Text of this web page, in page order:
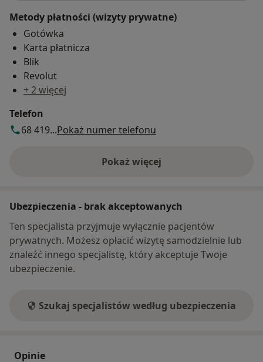
Metody płatności (wizyty prywatne)
Gotówka
Karta płatnicza
Blik
Revolut
+ 2 więcej
Telefon
68 419...Pokaż numer telefonu
Pokaż więcej
o adresie
Ubezpieczenia - brak akceptowanych
Ten specjalista przyjmuje wyłącznie pacjentów
prywatnych. Możesz opłacić wizytę samodzielnie lub
znaleźć innego specjalistę, który akceptuje Twoje
ubezpieczenie.
Szukaj specjalistów według ubezpieczenia
Opinie